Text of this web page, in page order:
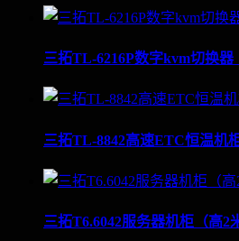
三拓TL-6216P数字kvm切换器
三拓TL-8842高速ETC恒温机
三拓T6.6042服务器机柜（高2